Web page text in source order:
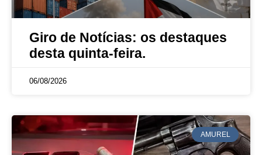
Giro de Notícias: os destaques
desta quinta-feira.
06/08/2026
AMUREL